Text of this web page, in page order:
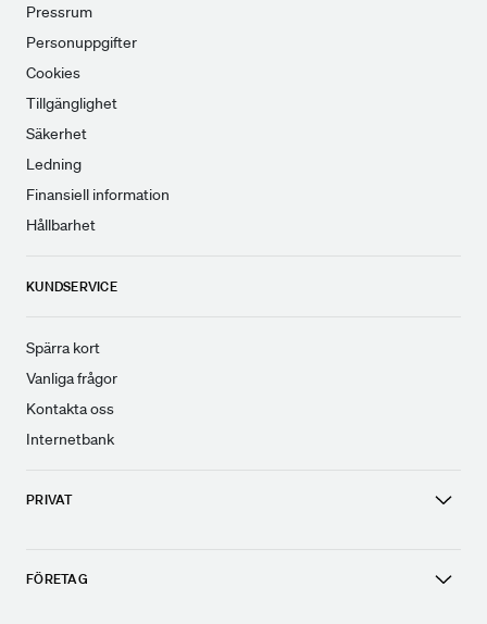
Pressrum
Personuppgifter
Cookies
Tillgänglighet
Säkerhet
Ledning
Finansiell information
Hållbarhet
KUNDSERVICE
Spärra kort
Vanliga frågor
Kontakta oss
Internetbank
PRIVAT
FÖRETAG